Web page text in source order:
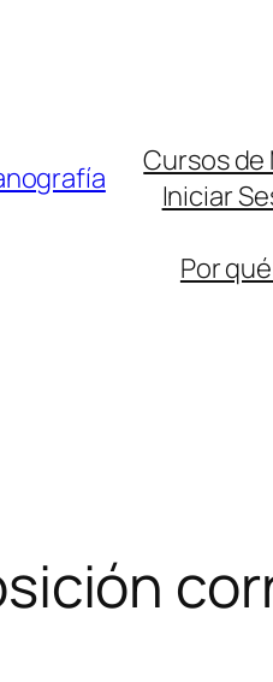
Cursos
Iniciar
Por